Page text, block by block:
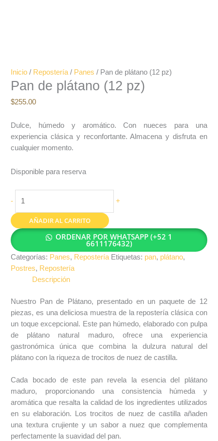
Inicio / Repostería/ Panes / Pan de plátano (12 pz)
Pan de plátano (12 pz)
$255.00
Dulce, húmedo y aromático. Con nueces para una
experiencia clásica y reconfortante. Almacena y disfruta en
cualquier momento.
Disponible para reserva
- +
AÑADIR AL CARRITO
ORDENAR POR WHATSAPP (+52 1
6611176432)
Categorías: Panes, Repostería Etiquetas: pan, plátano,
Postres, Repostería
Descripción
Nuestro Pan de Plátano, presentado en un paquete de 12
piezas, es una deliciosa muestra de la repostería clásica con
un toque excepcional. Este pan húmedo, elaborado con pulpa
de plátano natural maduro, ofrece una experiencia
gastronómica única que combina la dulzura natural del
plátano con la riqueza de trocitos de nuez de castilla.
Cada bocado de este pan revela la esencia del plátano
maduro, proporcionando una consistencia húmeda y
aromática que resalta la calidad de los ingredientes utilizados
en su elaboración. Los trocitos de nuez de castilla añaden
una textura crujiente y un sabor a nuez que complementa
perfectamente la suavidad del pan.